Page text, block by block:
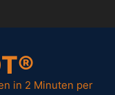
in 2 Minuten per